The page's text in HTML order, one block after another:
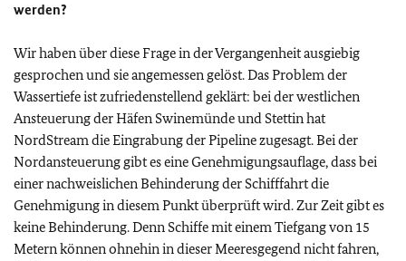
werden?
Wir haben über diese Frage in der Vergangenheit ausgiebig
gesprochen und sie angemessen gelöst. Das Problem der
Wassertiefe ist zufriedenstellend geklärt: bei der westlichen
Ansteuerung der Häfen Swinemünde und Stettin hat
NordStream die Eingrabung der Pipeline zugesagt. Bei der
Nordansteuerung gibt es eine Genehmigungsauflage, dass bei
einer nachweislichen Behinderung der Schifffahrt die
Genehmigung in diesem Punkt überprüft wird. Zur Zeit gibt es
keine Behinderung. Denn Schiffe mit einem Tiefgang von 15
Metern können ohnehin in dieser Meeresgegend nicht fahren,